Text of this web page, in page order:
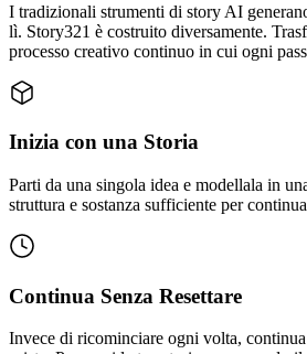
I tradizionali strumenti di story AI
lì. Story321 è costruito diversamente.
processo creativo continuo in cui ogni
Inizia con una Storia
Parti da una singola idea e modellala in
struttura e sostanza sufficiente per
Continua Senza Resettare
Invece di ricominciare ogni volta,